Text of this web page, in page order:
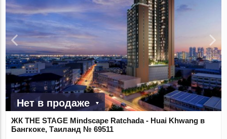
Нет в продаже
ЖК THE STAGE Mindscape Ratchada - Huai Khwang в
Бангкоке, Таиланд № 69511